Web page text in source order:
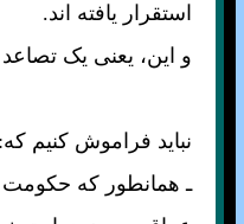
استقرار يافته اند.
و اين، يعنی يک
نبايد فراموش کنيم که:
ـ همانطور که حکومت